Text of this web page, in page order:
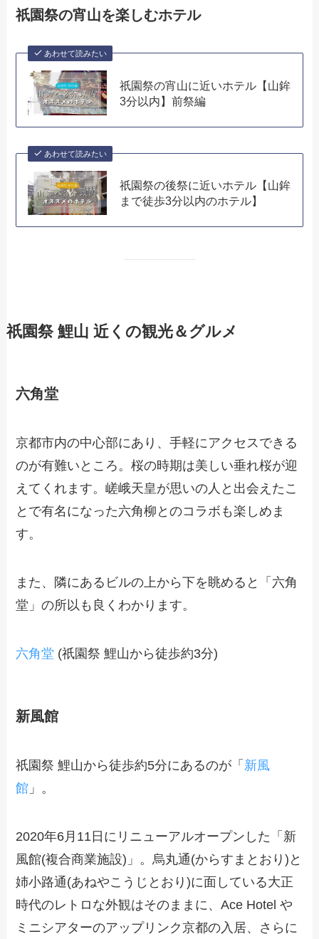
祇園祭の宵山を楽しむホテル
あわせて読みたい
祇園祭の宵山に近いホテル【山鉾
3分以内】前祭編
あわせて読みたい
祇園祭の後祭に近いホテル【山鉾
まで徒歩3分以内のホテル】
祇園祭 鯉山 近くの観光＆グルメ
六角堂
京都市内の中心部にあり、手軽にアクセスできる
のが有難いところ。桜の時期は美しい垂れ桜が迎
えてくれます。嵯峨天皇が思いの人と出会えたこ
とで有名になった六角柳とのコラボも楽しめま
す。
また、隣にあるビルの上から下を眺めると「六角
堂」の所以も良くわかります。
六角堂 (祇園祭 鯉山から徒歩約3分)
新風館
祇園祭 鯉山から徒歩約5分にあるのが「 新風
館 」。
2020年6月11日にリニューアルオープンした「新
風館(複合商業施設)」。烏丸通(からすまとおり)と
姉小路通(あねやこうじとおり)に面している大正
時代のレトロな外観はそのままに、Ace Hotel や
ミニシアターのアップリンク京都の入居、さらに